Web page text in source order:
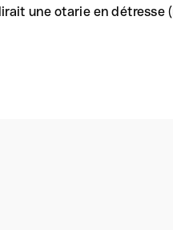
une otarie en détresse